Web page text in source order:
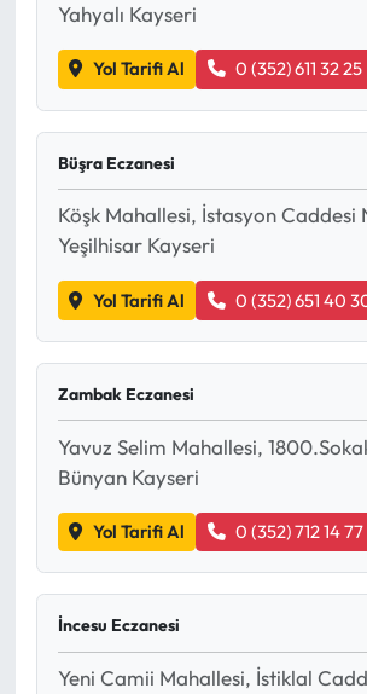
Yahyalı Kayseri
Yol Tarifi Al 0 (352) 611 32 25
Büşra Eczanesi
Köşk Mahallesi, İstasyon Caddesi
Yeşilhisar Kayseri
Yol Tarifi Al 0 (352) 651 40
Zambak Eczanesi
Yavuz Selim Mahallesi,
Bünyan Kayseri
Yol Tarifi Al 0 (352) 712 14 77
İncesu Eczanesi
Yeni Camii Mahallesi, İstiklal